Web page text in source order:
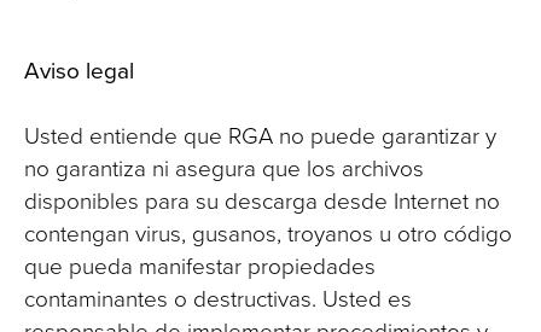
Aviso legal
Usted entiende que RGA no puede garantizar y
no garantiza ni asegura que los archivos
disponibles para su descarga desde Internet no
contengan virus, gusanos, troyanos u otro código
que pueda manifestar propiedades
contaminantes o destructivas. Usted es